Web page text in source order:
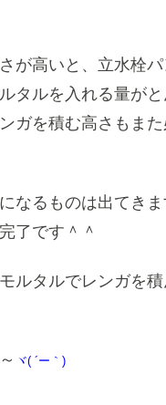
が高いと、立水栓パ
タルを入れる量が
ガを積む高さもまた
なるものは出てき
了です＾＾
ルタルでレンガを
ヾ( ´ー｀)